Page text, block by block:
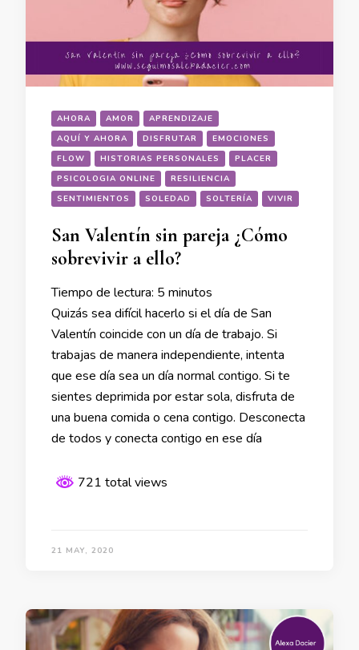
AHORA AMOR
APRENDIZAJE
AQUÍ Y AHORA
DISFRUTAR
EMOCIONES
FLOW
HISTORIAS PERSONALES
PLACER
PSICOLOGIA ONLINE
RESILIENCIA
SENTIMIENTOS
SOLEDAD SOLTERÍA VIVIR
San Valentín sin pareja ¿Cómo
sobrevivir a ello?
Tiempo de lectura: 5 minutos
Quizás sea difícil hacerlo si el día de San
Valentín coincide con un día de trabajo. Si
trabajas de manera independiente, intenta
que ese día sea un día normal contigo. Si te
sientes deprimida por estar sola, disfruta de
una buena comida o cena contigo. Desconecta
de todos y conecta contigo en ese día
721 total views
21 MAY, 2020